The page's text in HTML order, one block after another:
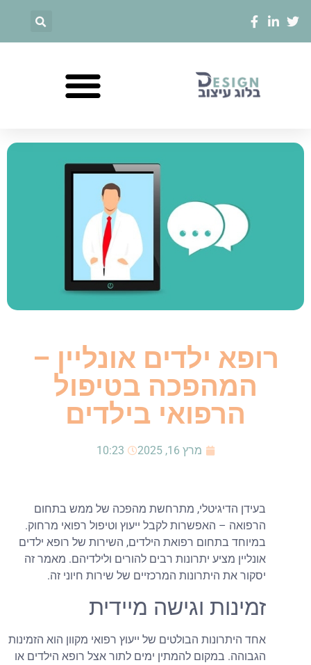
רופא ילדים אונליין –
המהפכה בטיפול
הרפואי בילדים
מרץ 16, 2025 10:23
בעידן הדיגיטלי, מתרחשת מהפכה של ממש בתחום
הרפואה – האפשרות לקבל ייעוץ וטיפול רפואי מרחוק.
במיוחד בתחום רפואת הילדים, השירות של רופא ילדים
אונליין מציע יתרונות רבים להורים ולילדיהם. מאמר זה
יסקור את היתרונות המרכזיים של שירות חיוני זה.
זמינות וגישה מיידית
אחד היתרונות הבולטים של ייעוץ רפואי מקוון הוא הזמינות
הגבוהה. במקום להמתין ימים לתור אצל רופא הילדים או